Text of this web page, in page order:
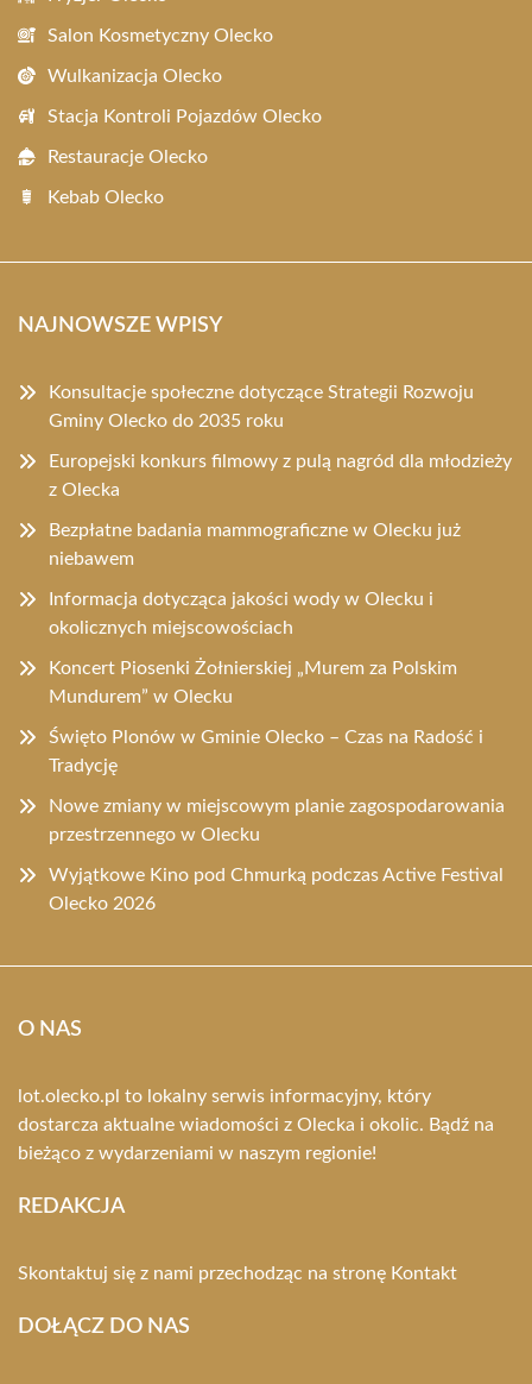
Salon Kosmetyczny Olecko
Wulkanizacja Olecko
Stacja Kontroli Pojazdów Olecko
Restauracje Olecko
Kebab Olecko
NAJNOWSZE WPISY
Konsultacje społeczne dotyczące Strategii Rozwoju
Gminy Olecko do 2035 roku
Europejski konkurs filmowy z pulą nagród dla młodzieży
z Olecka
Bezpłatne badania mammograficzne w Olecku już
niebawem
Informacja dotycząca jakości wody w Olecku i
okolicznych miejscowościach
Koncert Piosenki Żołnierskiej „Murem za Polskim
Mundurem” w Olecku
Święto Plonów w Gminie Olecko – Czas na Radość i
Tradycję
Nowe zmiany w miejscowym planie zagospodarowania
przestrzennego w Olecku
Wyjątkowe Kino pod Chmurką podczas Active Festival
Olecko 2026
O NAS
lot.olecko.pl to lokalny serwis informacyjny, który
dostarcza aktualne wiadomości z Olecka i okolic. Bądź na
bieżąco z wydarzeniami w naszym regionie!
REDAKCJA
Skontaktuj się z nami przechodząc na stronę Kontakt
DOŁĄCZ DO NAS